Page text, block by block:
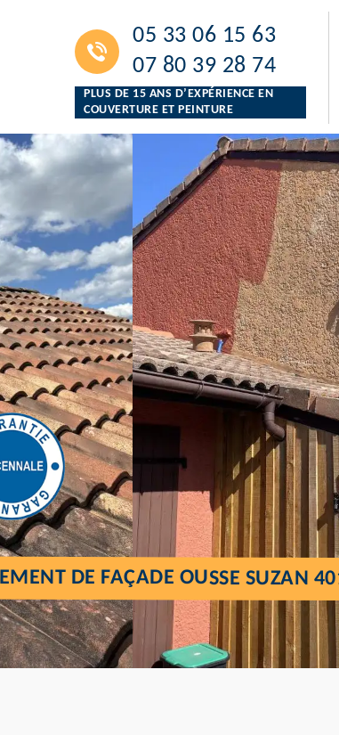
05 33 06 15 63
07 80 39 28 74
PLUS DE 15 ANS D’EXPÉRIENCE EN
COUVERTURE ET PEINTURE
DE FAÇADE OUSSE SUZAN